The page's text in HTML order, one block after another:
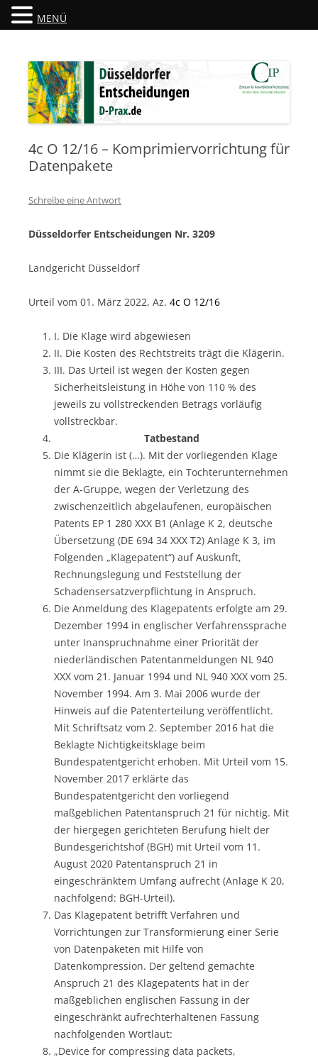
Düsseldorfer Entscheidungen
4c O 12/16 – Komprimiervorrichtung für
Datenpakete
Schreibe eine Antwort
Düsseldorfer Entscheidungen Nr. 3209
Landgericht Düsseldorf
Urteil vom 01. März 2022, Az. 4c O 12/16
I. Die Klage wird abgewiesen
II. Die Kosten des Rechtstreits trägt die Klägerin.
III. Das Urteil ist wegen der Kosten gegen
Sicherheitsleistung in Höhe von 110 % des
jeweils zu vollstreckenden Betrags vorläufig
vollstreckbar.
Tatbestand
Die Klägerin ist (…). Mit der vorliegenden Klage
nimmt sie die Beklagte, ein Tochterunternehmen
der A-Gruppe, wegen der Verletzung des
zwischenzeitlich abgelaufenen, europäischen
Patents EP 1 280 XXX B1 (Anlage K 2, deutsche
Übersetzung (DE 694 34 XXX T2) Anlage K 3, im
Folgenden „Klagepatent“) auf Auskunft,
Rechnungslegung und Feststellung der
Schadensersatzverpflichtung in Anspruch.
Die Anmeldung des Klagepatents erfolgte am 29.
Dezember 1994 in englischer Verfahrenssprache
unter Inanspruchnahme einer Priorität der
niederländischen Patentanmeldungen NL 940
XXX vom 21. Januar 1994 und NL 940 XXX vom 25.
November 1994. Am 3. Mai 2006 wurde der
Hinweis auf die Patenterteilung veröffentlicht.
Mit Schriftsatz vom 2. September 2016 hat die
Beklagte Nichtigkeitsklage beim
Bundespatentgericht erhoben. Mit Urteil vom 15.
November 2017 erklärte das
Bundespatentgericht den vorliegend
maßgeblichen Patentanspruch 21 für nichtig. Mit
der hiergegen gerichteten Berufung hielt der
Bundesgerichtshof (BGH) mit Urteil vom 11.
August 2020 Patentanspruch 21 in
eingeschränktem Umfang aufrecht (Anlage K 20,
nachfolgend: BGH-Urteil).
Das Klagepatent betrifft Verfahren und
Vorrichtungen zur Transformierung einer Serie
von Datenpaketen mit Hilfe von
Datenkompression. Der geltend gemachte
Anspruch 21 des Klagepatents hat in der
maßgeblichen englischen Fassung in der
eingeschränkt aufrechterhaltenen Fassung
nachfolgenden Wortlaut:
„Device for compressing data packets,
MENÜ